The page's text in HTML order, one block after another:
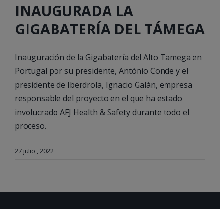
INAUGURADA LA
GIGABATERÍA DEL TÁMEGA
Inauguración de la Gigabatería del Alto Tamega en
Portugal por su presidente, Antònio Conde y el
presidente de Iberdrola, Ignacio Galán, empresa
responsable del proyecto en el que ha estado
involucrado AFJ Health & Safety durante todo el
proceso.
27 julio , 2022